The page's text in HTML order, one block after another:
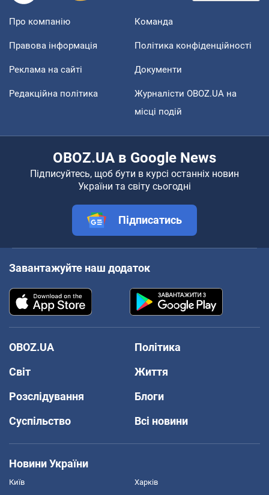
Про компанію Команда
Правова інформація Політика конфіденційності
Реклама на сайті Документи
Редакційна політика
Журналісти OBOZ.UA на
місці подій
OBOZ.UA в Google News
Підписуйтесь, щоб бути в курсі останніх новин
України та світу сьогодні
Підписатись
Завантажуйте наш додаток
OBOZ.UA
Політика
Світ
Життя
Розслідування
Блоги
Суспільство
Всі новини
Новини України
Київ Харків